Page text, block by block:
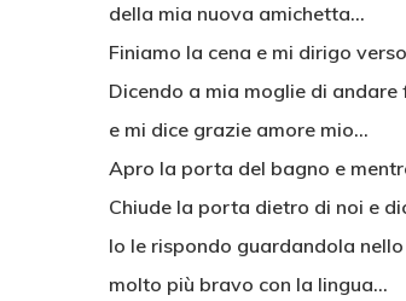
della mia nuova amichetta…
Finiamo la cena e mi dirigo
Dicendo a mia moglie di
e mi dice grazie amore mio…
Apro la porta del bagno e
Chiude la porta dietro di noi e
Io le rispondo guardandola
molto più bravo con la lingua…